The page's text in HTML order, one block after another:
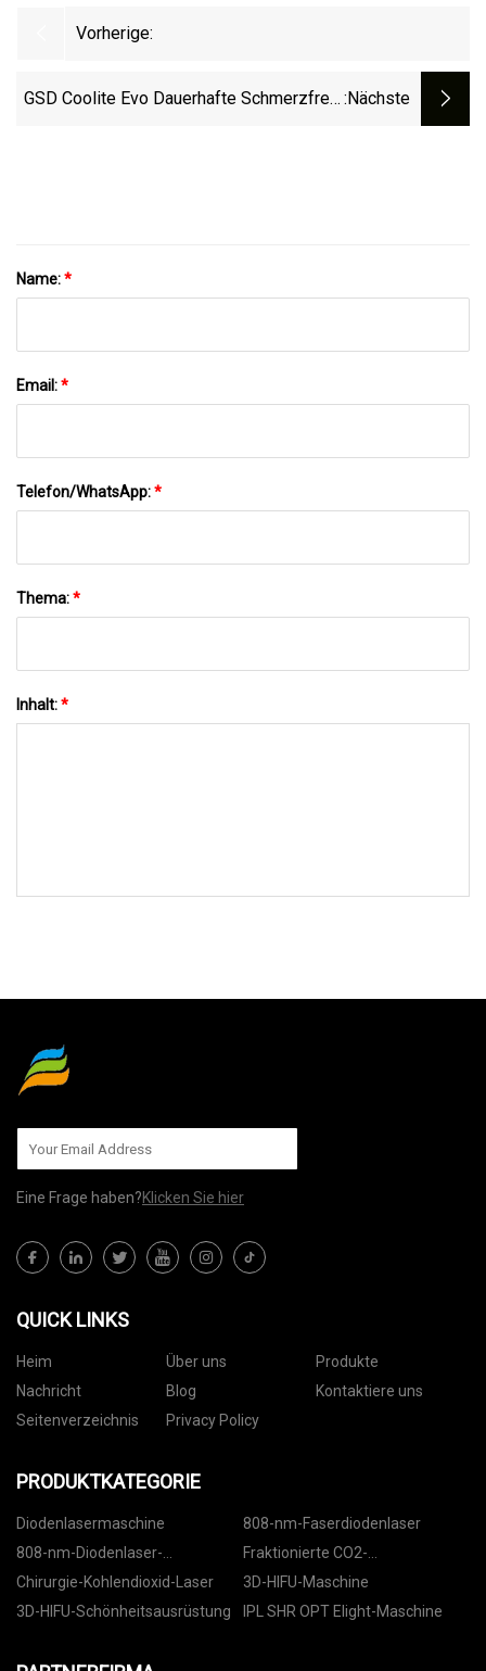
Vorherige:
GSD Coolite Evo Dauerhafte Schmerzfreie :nächste
Name:*
Email:*
Telefon/WhatsApp:*
Thema:*
Inhalt:*
Eine Frage haben?Klicken Sie hier
QUICK LINKS
Heim Über uns
Produkte
Nachricht
Blog
Kontaktiere uns
Seitenverzeichnis
Privacy Policy
PRODUKTKATEGORIE
Diodenlasermaschine
808-nm-Faserdiodenlaser
808-nm-Diodenlaser-
Haarentfernung
Fraktionierte CO2-
Lasermaschine
Chirurgie-Kohlendioxid-Laser
3D-HIFU-Maschine
3D-HIFU-Schönheitsausrüstung
IPL SHR OPT Elight-Maschine